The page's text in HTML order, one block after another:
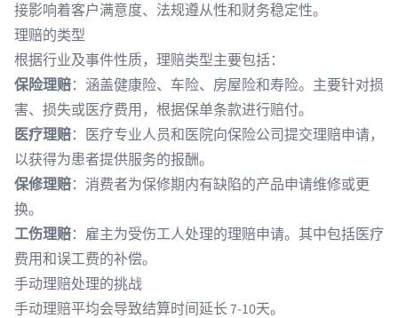
接影响着客户满意度、法规遵从性和财务稳定性。
理赔的类型
根据行业及事件性质，理赔类型主要包括：
保险理赔：涵盖健康险、车险、房屋险和寿险。主要针对损
害、损失或医疗费用，根据保单条款进行赔付。
医疗理赔：医疗专业人员和医院向保险公司提交理赔申请，
以获得为患者提供服务的报酬。
保修理赔：消费者为保修期内有缺陷的产品申请维修或更
换。
工伤理赔：雇主为受伤工人处理的理赔申请。其中包括医疗
费用和误工费的补偿。
手动理赔处理的挑战
手动理赔平均会导致结算时间延长7-10天。